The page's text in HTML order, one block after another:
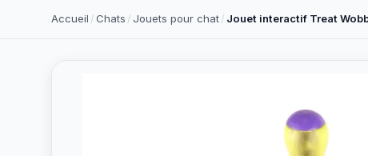
Accueil /Chats /Jouets pour chat/ Jouet interactif Treat